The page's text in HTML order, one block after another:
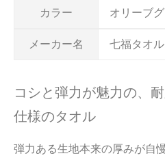
カラー オリーブ
メーカー名 七福タオル
コシと弾力が魅力の、
仕様のタオル
弾力ある生地本来の厚みが自